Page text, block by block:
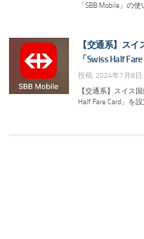
「SBB Mobile」の使
【交通系】ス
「Swiss Half
投稿: 2024年7月8日
【交通系】スイス
Half Fare Card」を